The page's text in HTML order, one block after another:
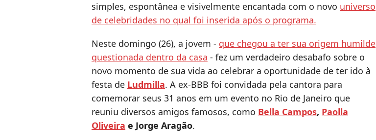
simples, espontânea e visivelmente encantada com o novo universo
de celebridades no qual foi inserida após o programa.
Neste domingo (26), a jovem - que chegou a ter sua origem humilde
questionada dentro da casa - fez um verdadeiro desabafo sobre o
novo momento de sua vida ao celebrar a oportunidade de ter ido à
festa de Ludmilla. A ex-BBB foi convidada pela cantora para
comemorar seus 31 anos em um evento no Rio de Janeiro que
reuniu diversos amigos famosos, como Bella Campos, Paolla
Oliveira e Jorge Aragão.